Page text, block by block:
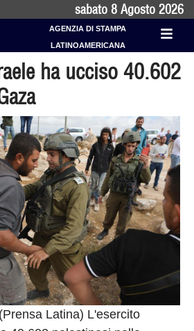
sabato 8 Agosto 2026
AGENZIA DI STAMPA
LATINOAMERICANA
ha ucciso 40.602
Latina) L'esercito